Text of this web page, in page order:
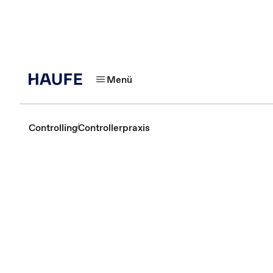
Menü
ControllingControllerpraxis